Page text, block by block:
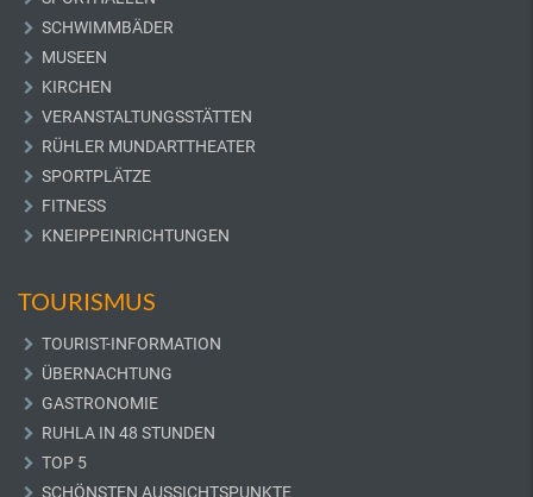
SCHWIMMBÄDER
MUSEEN
KIRCHEN
VERANSTALTUNGSSTÄTTEN
RÜHLER MUNDARTTHEATER
SPORTPLÄTZE
FITNESS
KNEIPPEINRICHTUNGEN
TOURISMUS
TOURIST-INFORMATION
ÜBERNACHTUNG
GASTRONOMIE
RUHLA IN 48 STUNDEN
TOP 5
SCHÖNSTEN AUSSICHTSPUNKTE